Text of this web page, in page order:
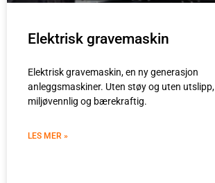
Elektrisk gravemaskin
Elektrisk gravemaskin, en ny generasjon
anleggsmaskiner. Uten støy og uten utslipp,
miljøvennlig og bærekraftig.
LES MER »